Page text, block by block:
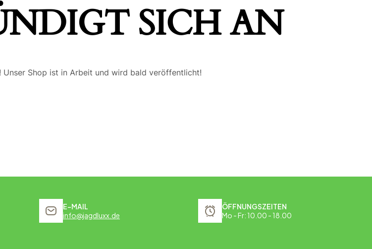
SICH AN
Unser Shop ist in Arbeit und wird bald veröffentlicht!
E-MAIL
info@jagdluxx.de
ÖFFNUNGSZEITEN
Mo - Fr: 10.00 - 18.00